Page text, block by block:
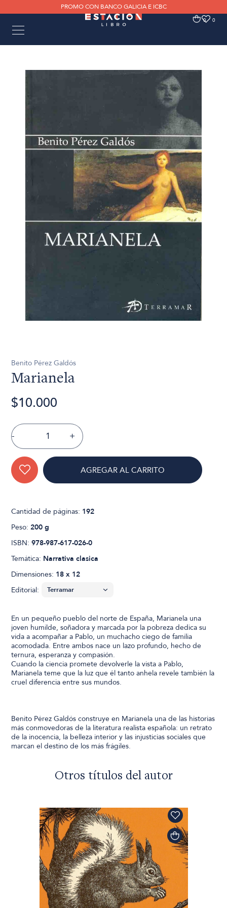
PROMO CON BANCO GALICIA E ICBC
0 0
Benito Pérez Galdós
Marianela
$10.000
- +
AGREGAR AL CARRITO
Cantidad de páginas: 192
Peso:200 g
ISBN:978-987-617-026-0
Temática: Narrativa clasica
Dimensiones: 18 x 12
Editorial:
En un pequeño pueblo del norte de España, Marianela una
joven humilde, soñadora y marcada por la pobreza dedica su
vida a acompañar a Pablo, un muchacho ciego de familia
acomodada. Entre ambos nace un lazo profundo, hecho de
ternura, esperanza y compasión.
Cuando la ciencia promete devolverle la vista a Pablo,
Marianela teme que la luz que él tanto anhela revele también la
cruel diferencia entre sus mundos.
Benito Pérez Galdós construye en Marianela una de las historias
más conmovedoras de la literatura realista española: un retrato
de la inocencia, la belleza interior y las injusticias sociales que
marcan el destino de los más frágiles.
Otros títulos del autor